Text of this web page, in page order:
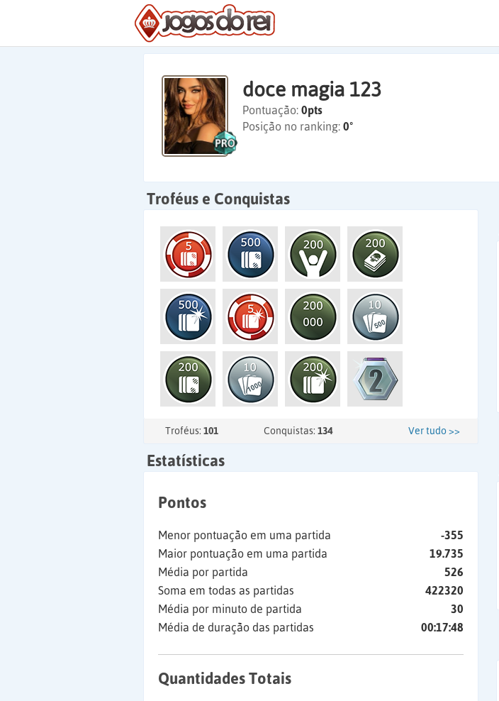
doce magia 123
Pontuação: 0pts
Posição no ranking: 0º
Troféus e Conquistas
Troféus: 101 Conquistas: 134 Ver tudo >>
Estatísticas
Pontos
Menor pontuação em uma partida
-355
Maior pontuação em uma partida
19.735
Média por partida
526
Soma em todas as partidas
422320
Média por minuto de partida
30
Média de duração das partidas
00:17:48
Quantidades Totais